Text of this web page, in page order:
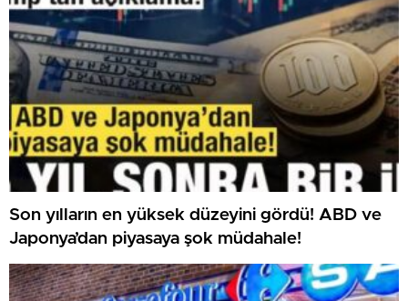
Son yılların en yüksek düzeyini gördü! ABD ve
Japonya’dan piyasaya şok müdahale!